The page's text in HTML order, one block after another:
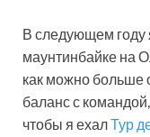
В следующем году
маунтинбайке на
как можно больше
баланс с
чтобы я ехалТур